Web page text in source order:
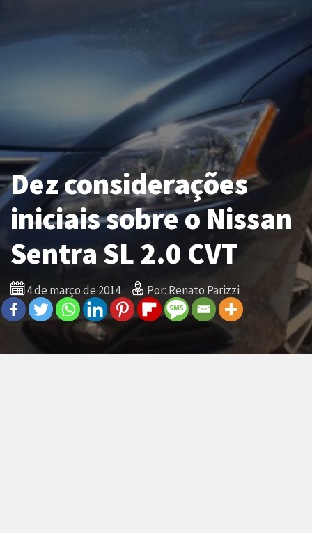
Dez considerações
iniciais sobre o Nissan
Sentra SL 2.0 CVT
4 de março de 2014 Por: Renato Parizzi